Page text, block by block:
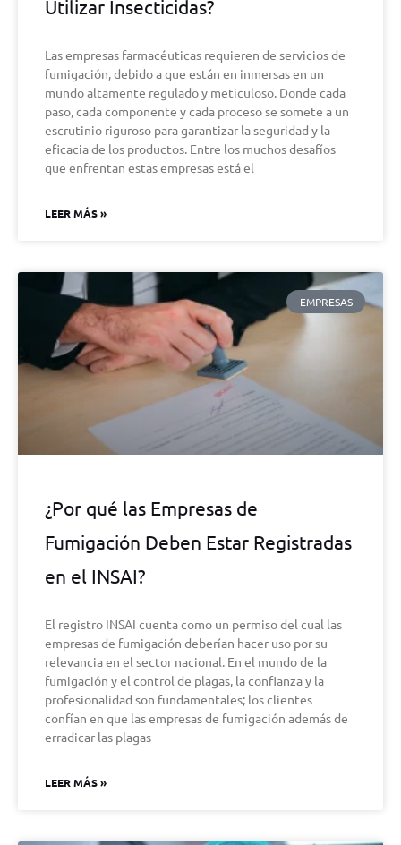
Utilizar Insecticidas?
Las empresas farmacéuticas requieren de servicios de
fumigación, debido a que están en inmersas en un
mundo altamente regulado y meticuloso. Donde cada
paso, cada componente y cada proceso se somete a un
escrutinio riguroso para garantizar la seguridad y la
eficacia de los productos. Entre los muchos desafíos
que enfrentan estas empresas está el
LEER MÁS »
EMPRESAS
¿Por qué las Empresas de
Fumigación Deben Estar Registradas
en el INSAI?
El registro INSAI cuenta como un permiso del cual las
empresas de fumigación deberían hacer uso por su
relevancia en el sector nacional. En el mundo de la
fumigación y el control de plagas, la confianza y la
profesionalidad son fundamentales; los clientes
confían en que las empresas de fumigación además de
erradicar las plagas
LEER MÁS »